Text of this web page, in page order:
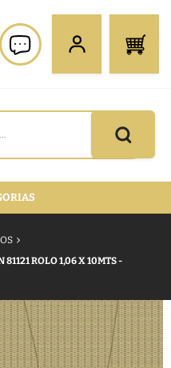
81121 ROLO 1,06 X 10MTS -